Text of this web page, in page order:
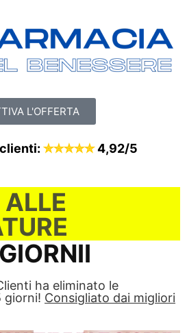
L'OFFERTA
✮✮✮✮✮4,92/5
ha eliminato le
giorni! Consigliato dai migliori